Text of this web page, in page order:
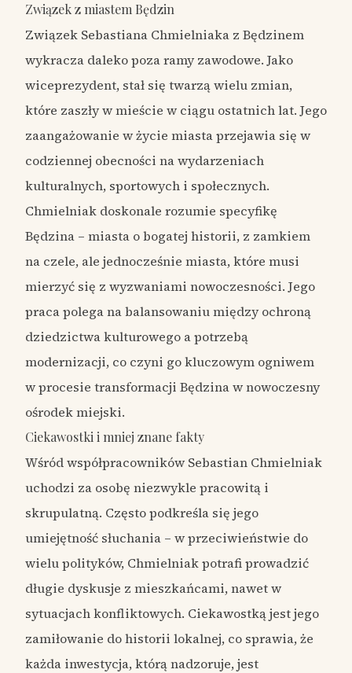
Związek z miastem Będzin
Związek Sebastiana Chmielniaka z Będzinem
wykracza daleko poza ramy zawodowe. Jako
wiceprezydent, stał się twarzą wielu zmian,
które zaszły w mieście w ciągu ostatnich lat. Jego
zaangażowanie w życie miasta przejawia się w
codziennej obecności na wydarzeniach
kulturalnych, sportowych i społecznych.
Chmielniak doskonale rozumie specyfikę
Będzina – miasta o bogatej historii, z zamkiem
na czele, ale jednocześnie miasta, które musi
mierzyć się z wyzwaniami nowoczesności. Jego
praca polega na balansowaniu między ochroną
dziedzictwa kulturowego a potrzebą
modernizacji, co czyni go kluczowym ogniwem
w procesie transformacji Będzina w nowoczesny
ośrodek miejski.
Ciekawostki i mniej znane fakty
Wśród współpracowników Sebastian Chmielniak
uchodzi za osobę niezwykle pracowitą i
skrupulatną. Często podkreśla się jego
umiejętność słuchania – w przeciwieństwie do
wielu polityków, Chmielniak potrafi prowadzić
długie dyskusje z mieszkańcami, nawet w
sytuacjach konfliktowych. Ciekawostką jest jego
zamiłowanie do historii lokalnej, co sprawia, że
każda inwestycja, którą nadzoruje, jest